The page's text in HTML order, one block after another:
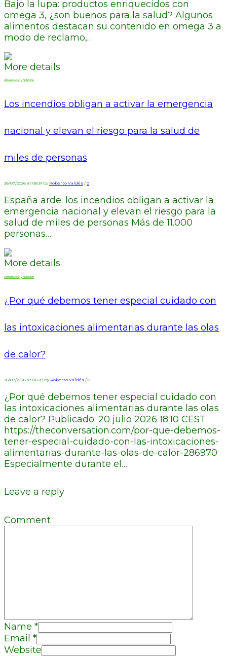
Bajo la lupa: productos enriquecidos con
omega 3, ¿son buenos para la salud? Algunos
alimentos destacan su contenido en omega 3 a
modo de reclamo,…
More details
Alimentación y Nutrición
Los incendios obligan a activar la emergencia
nacional y elevan el riesgo para la salud de
miles de personas
26/07/2026 at 06:31 by Roberto Valdés / 0
España arde: los incendios obligan a activar la
emergencia nacional y elevan el riesgo para la
salud de miles de personas Más de 11.000
personas…
More details
Alimentación y Nutrición
¿Por qué debemos tener especial cuidado con
las intoxicaciones alimentarias durante las olas
de calor?
26/07/2026 at 06:28 by Roberto Valdés / 0
¿Por qué debemos tener especial cuidado con
las intoxicaciones alimentarias durante las olas
de calor? Publicado: 20 julio 2026 18:10 CEST
https://theconversation.com/por-que-debemos-
tener-especial-cuidado-con-las-intoxicaciones-
alimentarias-durante-las-olas-de-calor-286970
Especialmente durante el…
Leave a reply
Comment
Name *
Email *
Website